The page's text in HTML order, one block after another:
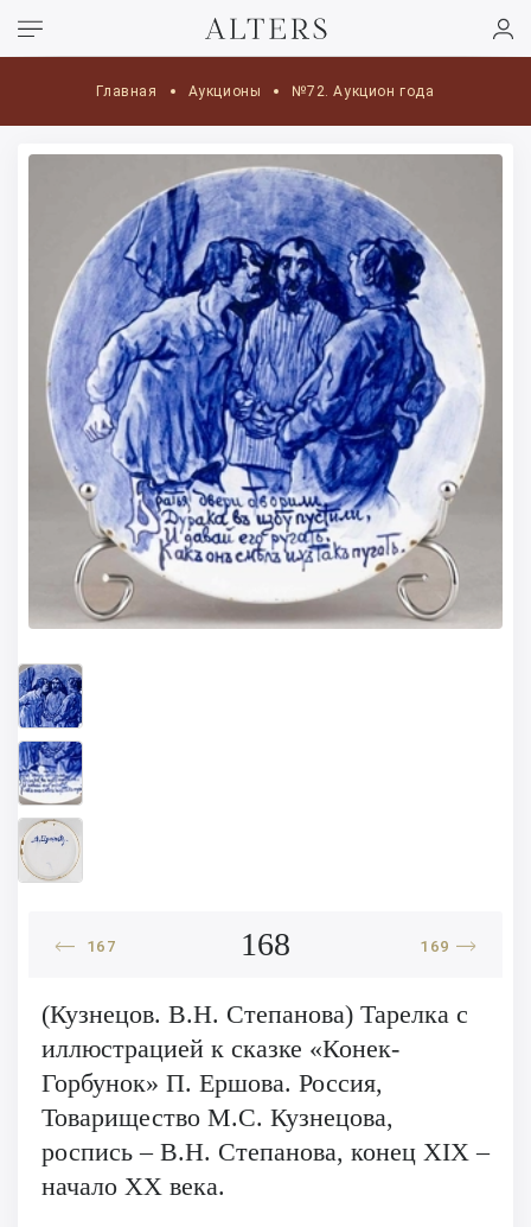
Главная Аукционы №72. Аукцион года
167 168 169
(Кузнецов. В.Н. Степанова) Тарелка с
иллюстрацией к сказке «Конек-
Горбунок» П. Ершова. Россия,
Товарищество М.С. Кузнецова,
роспись – В.Н. Степанова, конец XIX –
начало XX века.